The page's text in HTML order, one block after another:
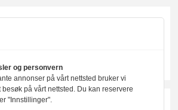
og personvern
annonser på vårt nettsted bruker vi
på vårt nettsted. Du kan reservere
"Innstillinger".